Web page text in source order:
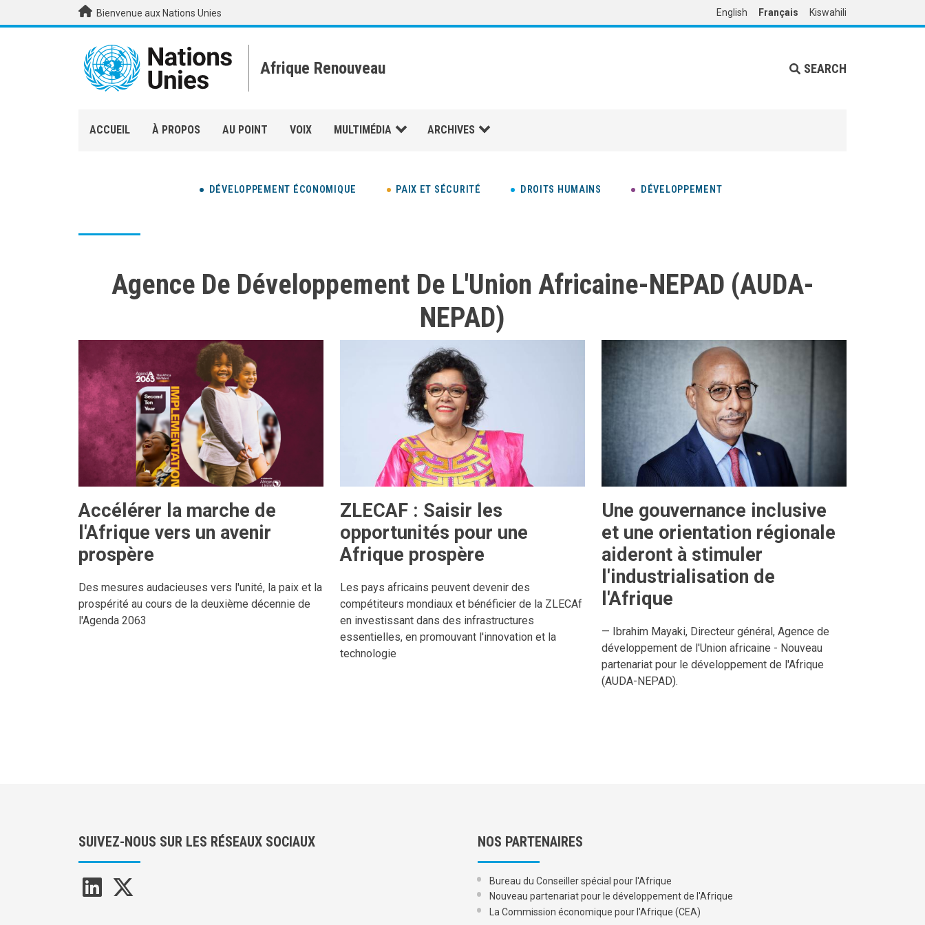
Aller au contenu principalBienvenue aux Nations Unies English Français Kiswahili
Afrique Renouveau SEARCH
ACCUEIL À PROPOS AU POINT VOIX MULTIMÉDIA ARCHIVES
DÉVELOPPEMENT ÉCONOMIQUE PAIX ET SÉCURITÉ DROITS HUMAINS DÉVELOPPEMENT
Agence De Développement De L'Union Africaine-NEPAD (AUDA-
NEPAD)
Accélérer la marche de
l'Afrique vers un avenir
prospère
Des mesures audacieuses vers l'unité, la paix et la
prospérité au cours de la deuxième décennie de
l'Agenda 2063
ZLECAF : Saisir les
opportunités pour une
Afrique prospère
Les pays africains peuvent devenir des
compétiteurs mondiaux et bénéficier de la ZLECAf
en investissant dans des infrastructures
essentielles, en promouvant l'innovation et la
technologie
Une gouvernance inclusive
et une orientation régionale
aideront à stimuler
l'industrialisation de
l'Afrique
— Ibrahim Mayaki, Directeur général, Agence de
développement de l'Union africaine - Nouveau
partenariat pour le développement de l'Afrique
(AUDA-NEPAD).
SUIVEZ-NOUS SUR LES RÉSEAUX SOCIAUX NOS PARTENAIRES
Bureau du Conseiller spécial pour l'Afrique
Nouveau partenariat pour le développement de l'Afrique
La Commission économique pour l'Afrique (CEA)